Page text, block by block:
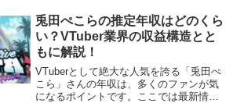
ャラクターで視聴者から大きな支持を集
めていま...
兎田ぺこらの推定年収はどのくら
い？VTuber業界の収益構造とと
もに解説！
VTuberとして絶大な人気を誇る「兎田ぺ
こら」さんの年収は、多くのファンが気
になるポイントです。ここでは最新情報